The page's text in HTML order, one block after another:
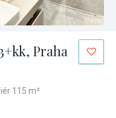
Praha
115 m²